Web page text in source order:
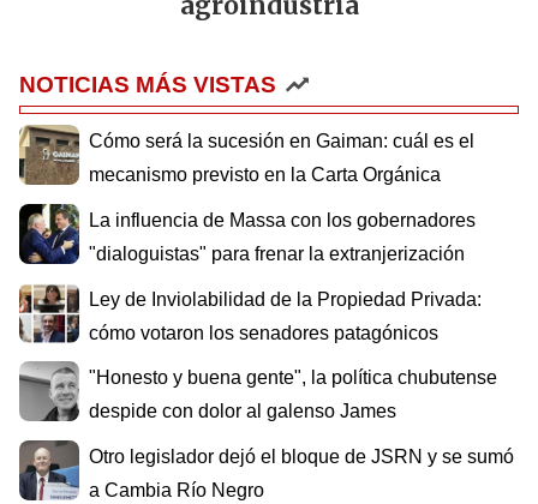
NOTICIAS MÁS VISTAS
Cómo será la sucesión en Gaiman: cuál es el
mecanismo previsto en la Carta Orgánica
La influencia de Massa con los gobernadores
"dialoguistas" para frenar la extranjerización
Ley de Inviolabilidad de la Propiedad Privada:
cómo votaron los senadores patagónicos
"Honesto y buena gente", la política chubutense
despide con dolor al galenso James
Otro legislador dejó el bloque de JSRN y se sumó
a Cambia Río Negro